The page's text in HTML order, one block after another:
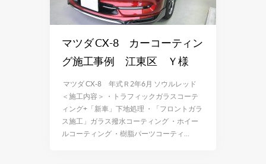
マツダ CX-8 カーコーティン
グ施工事例 江東区 Ｙ様
マツダ CX-8 年式Ｒ2年6月 ソウルレッド
＜施工内容＞ ・トラフィックガラスコーテ
ィング+「新車」下地処理 ・「フロントガラ
ス施工」ガラス撥水コーティング ・ホイー
ルコーティング ・樹脂パーツコーティ…